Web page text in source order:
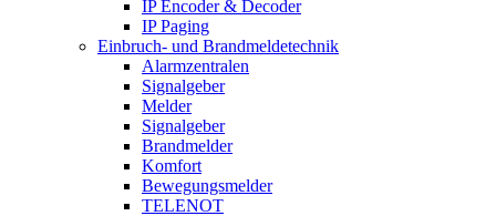
IP Encoder & Decoder
IP Paging
Einbruch- und Brandmeldetechnik
Alarmzentralen
Signalgeber
Melder
Signalgeber
Brandmelder
Komfort
Bewegungsmelder
TELENOT